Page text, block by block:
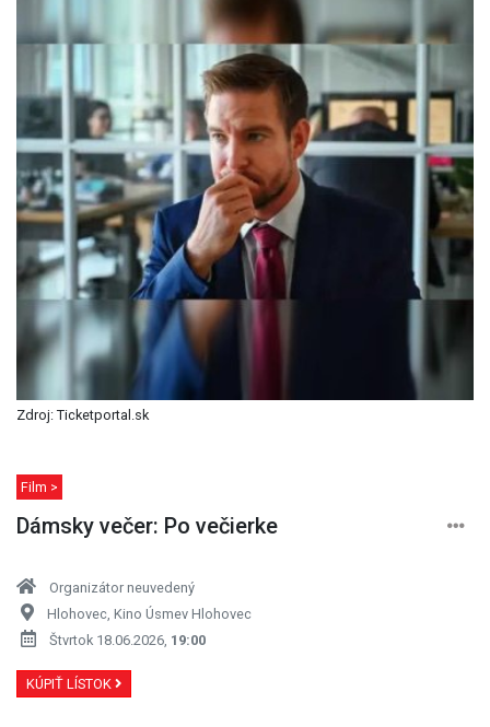
Zdroj: Ticketportal.sk
Film >
Dámsky večer: Po večierke
Organizátor neuvedený
Hlohovec, Kino Úsmev Hlohovec
Štvrtok 18.06.2026, 19:00
KÚPIŤ LÍSTOK